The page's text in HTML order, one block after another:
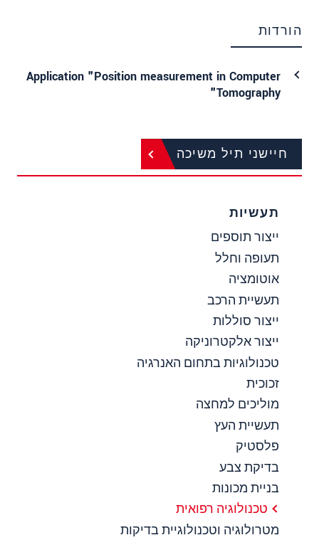
הורדות
Application "Position measurement in Computer
Tomography"
חיישני תיל משיכה
תעשיות
ייצור תוספים
תעופה וחלל
אוטומציה
תעשיית הרכב
ייצור סוללות
ייצור אלקטרוניקה
טכנולוגיות בתחום האנרגיה
זכוכית
מוליכים למחצה
תעשיית העץ
פלסטיק
בדיקת צבע
בניית מכונות
טכנולוגיה רפואית
מטרולוגיה וטכנולוגיית בדיקות